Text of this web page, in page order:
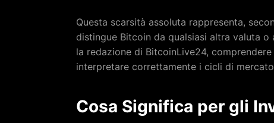
Questa scarsità assoluta rappresenta,
distingue Bitcoin da qualsiasi altra valuta
la redazione di BitcoinLive24,
interpretare correttamente i cicli di
Cosa Significa per gli